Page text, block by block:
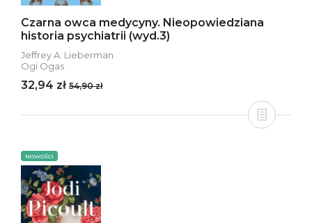
Czarna owca medycyny. Nieopowiedziana
historia psychiatrii (wyd.3)
Jeffrey A. Lieberman
Ogi Ogas
32,94 zł 54,90 zł
NOWOŚCI